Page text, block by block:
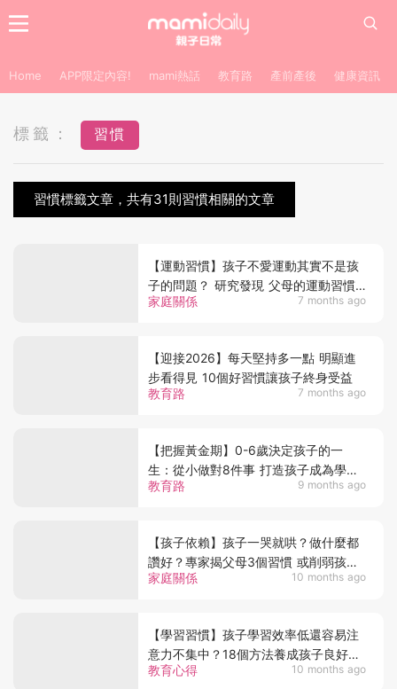
Home APP限定內容! mami熱話 教育路 產前產後 健康資訊
標籤： 習慣
習慣標籤文章，共有31則習慣相關的文章
家庭關係 7 months ago
【運動習慣】孩子不愛運動其實不是孩
子的問題？ 研究發現 父母的運動習慣
或成關鍵原因
教育路 7 months ago
【迎接2026】每天堅持多一點 明顯進
步看得見 10個好習慣讓孩子終身受益
教育路 9 months ago
【把握黃金期】0-6歲決定孩子的一
生：從小做對8件事 打造孩子成為學霸
未來成就超越同齡人
家庭關係 10 months ago
【孩子依賴】孩子一哭就哄？做什麼都
讚好？專家揭父母3個習慣 或削弱孩子
獨立性
教育心得 10 months ago
【學習習慣】孩子學習效率低還容易注
意力不集中？18個方法養成孩子良好的
學習習慣